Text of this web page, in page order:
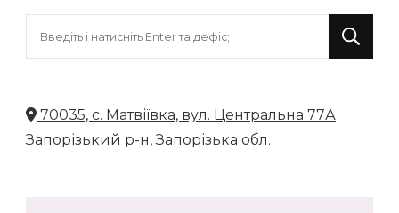
70035, с. Матвіївка, вул. Центральна 77А
Запорізький р-н, Запорізька обл.